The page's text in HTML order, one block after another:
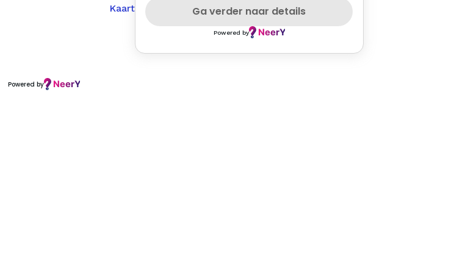
Kaart Ga verder naar details
Powered by
Powered by